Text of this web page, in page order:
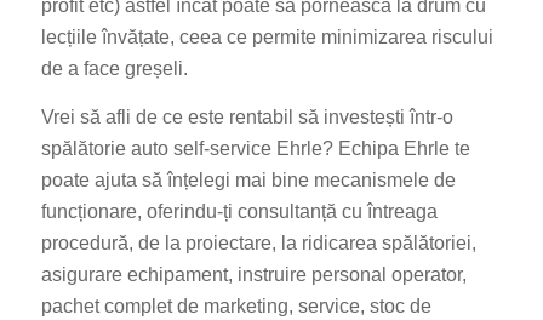
profit etc) astfel încât poate să pornească la drum cu
lecțiile învățate, ceea ce permite minimizarea riscului
de a face greșeli.
Vrei să afli de ce este rentabil să investești într-o
spălătorie auto self-service Ehrle? Echipa Ehrle te
poate ajuta să înțelegi mai bine mecanismele de
funcționare, oferindu-ți consultanță cu întreaga
procedură, de la proiectare, la ridicarea spălătoriei,
asigurare echipament, instruire personal operator,
pachet complet de marketing, service, stoc de